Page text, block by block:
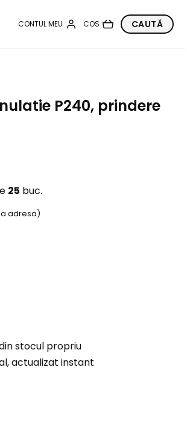
P240, prindere
25 buc.
adresa)
stocul propriu
actualizat instant